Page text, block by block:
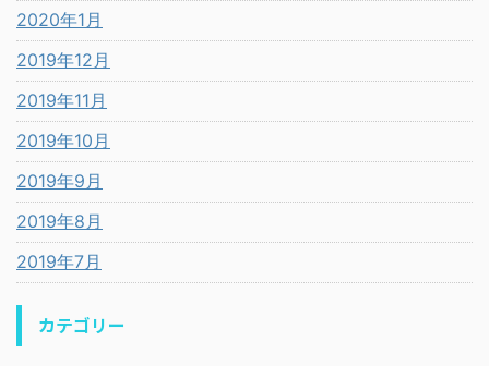
2020年1月
2019年12月
2019年11月
2019年10月
2019年9月
2019年8月
2019年7月
カテゴリー